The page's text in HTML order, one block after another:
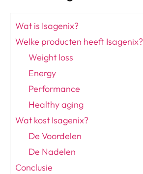
Wat is Isagenix?
Welke producten heeft Isagenix?
Weight loss
Energy
Performance
Healthy aging
Wat kost Isagenix?
De Voordelen
De Nadelen
Conclusie